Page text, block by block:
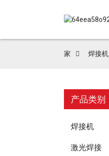
家 焊接机
产品类别
焊接机
激光焊接